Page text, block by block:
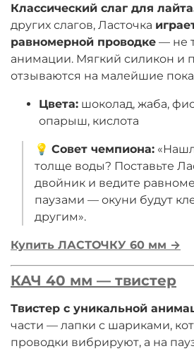
Классический слаг для
других слагов, Ласточка
равномерной проводке — не
анимации. Мягкий силикон и
отзываются на малейшие
Цвета: шоколад, жаба,
опарыш, кислота
💡 Совет чемпиона:
толще воды? Поставьте
двойник и ведите
паузами — окуни будут
другим».
Купить ЛАСТОЧКУ 60 мм →
КАЧ 40 мм — твистер
Твистер с уникальной
части — лапки с шариками,
проводки вибрируют, а на